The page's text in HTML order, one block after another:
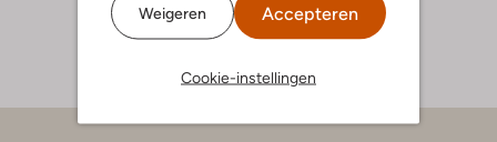
Weigeren Accepteren
Cookie-instellingen